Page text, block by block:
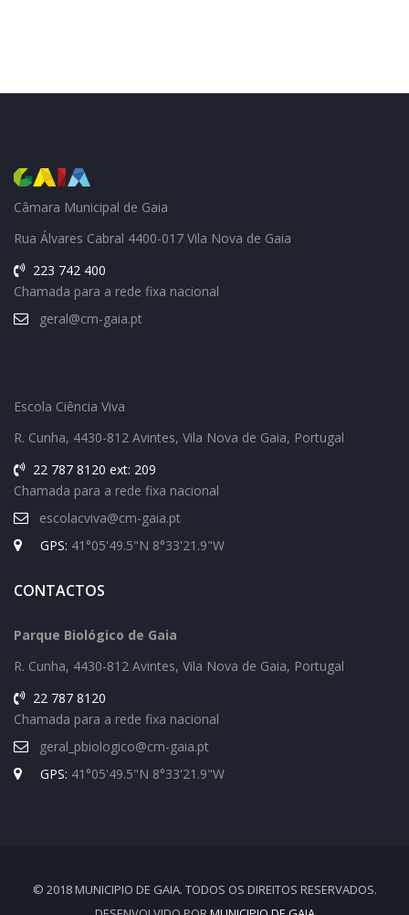
Câmara Municipal de Gaia
Rua Álvares Cabral 4400-017 Vila Nova de Gaia
223 742 400
Chamada para a rede fixa nacional
geral@cm-gaia.pt
Escola Ciência Viva
R. Cunha, 4430-812 Avintes, Vila Nova de Gaia, Portugal
22 787 8120 ext: 209
Chamada para a rede fixa nacional
escolacviva@cm-gaia.pt
GPS: 41°05'49.5"N 8°33'21.9"W
CONTACTOS
Parque Biológico de Gaia
R. Cunha, 4430-812 Avintes, Vila Nova de Gaia, Portugal
22 787 8120
Chamada para a rede fixa nacional
geral_pbiologico@cm-gaia.pt
GPS: 41°05'49.5"N 8°33'21.9"W
© 2018 MUNICIPIO DE GAIA. TODOS OS DIREITOS RESERVADOS.